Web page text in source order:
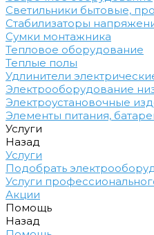
Светильники бытовые,
Стабилизаторы
Сумки монтажника
Тепловое оборудование
Теплые полы
Удлинители
Электрооборудование
Электроустановочные
Элементы питания,
Услуги
Назад
Услуги
Подобрать
Услуги
Акции
Помощь
Назад